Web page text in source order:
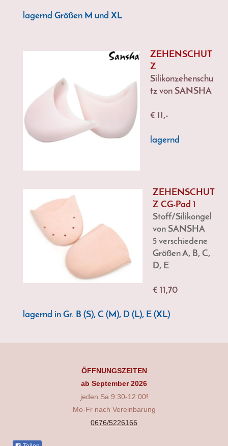
lagernd Größen M und XL
ZEHENSCHUT
Z
Silikonzehenschu
tz von SANSHA
€ 11,-
lagernd
ZEHENSCHUT
Z CG-Pad 1
Stoff/Silikongel
von SANSHA
5 verschiedene
Größen A, B, C,
D, E
€ 11,70
lagernd in Gr. B (S), C (M), D (L), E (XL)
ÖFFNUNGSZEITEN
ab September 2026
jeden Sa 9:30-12:00!
Mo-Fr nach Vereinbarung
0676/5226166